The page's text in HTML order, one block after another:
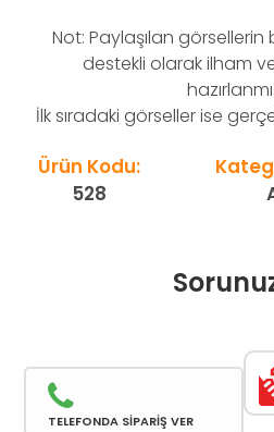
Not: Paylaşılan görsellerin
destekli olarak ilham
İlk sıradaki görseller ise
Ürün Kodu:
528
TELEFONDA SİPARİŞ VER